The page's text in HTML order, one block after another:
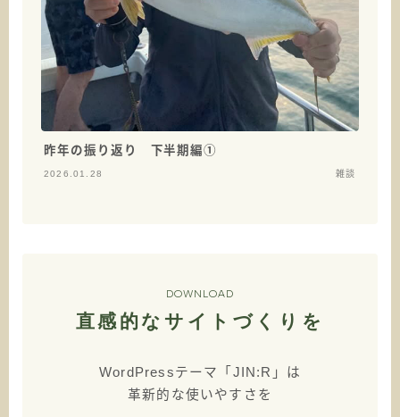
昨年の振り返り 下半期編①
2026.01.28 雑談
DOWNLOAD
直感的なサイトづくりを
WordPressテーマ「JIN:R」は
革新的な使いやすさを